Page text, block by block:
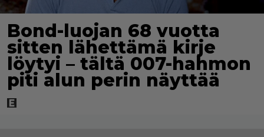
Bond-luojan 68 vuotta
sitten lähettämä kirje
löytyi – tältä 007-hahmon
piti alun perin näyttää